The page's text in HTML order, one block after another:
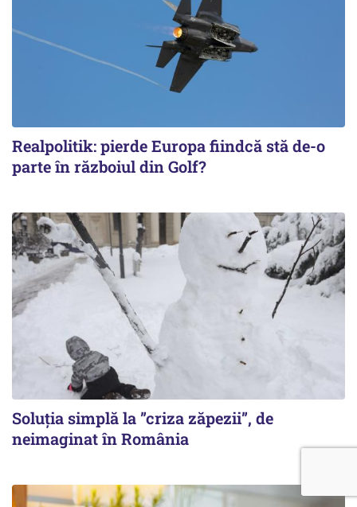
Realpolitik: pierde Europa fiindcă stă de-o
parte în războiul din Golf?
Soluția simplă la ”criza zăpezii”, de
neimaginat în România